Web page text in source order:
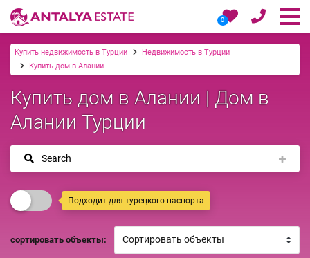
0
Купить недвижимость в Турции
Недвижимость в Турции
Купить дом в Алании
Купить дом в Алании | Дом в
Алании Турции
Search
Подходит для турецкого паспорта
сортировать объекты: